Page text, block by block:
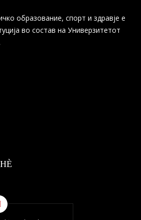
образование, спорт и здравје е
во состав на Универзитетот